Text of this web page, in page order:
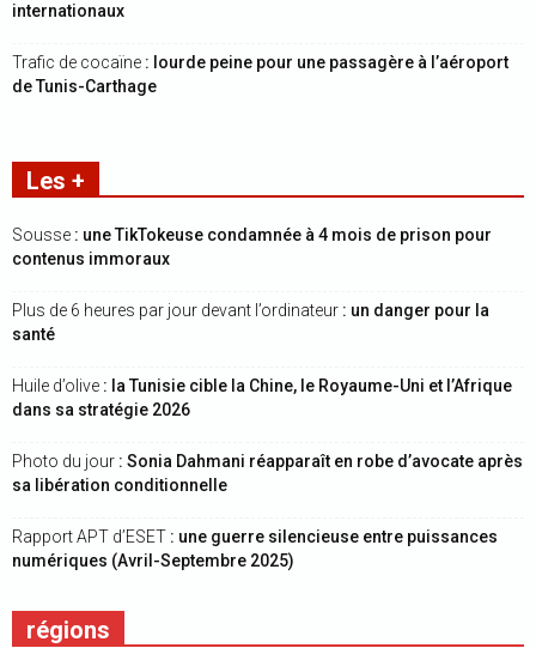
internationaux
Trafic de cocaïne : lourde peine pour une passagère à l’aéroport
de Tunis-Carthage
Les +
Sousse : une TikTokeuse condamnée à 4 mois de prison pour
contenus immoraux
Plus de 6 heures par jour devant l’ordinateur : un danger pour la
santé
Huile d’olive : la Tunisie cible la Chine, le Royaume-Uni et l’Afrique
dans sa stratégie 2026
Photo du jour : Sonia Dahmani réapparaît en robe d’avocate après
sa libération conditionnelle
Rapport APT d’ESET : une guerre silencieuse entre puissances
numériques (Avril-Septembre 2025)
régions